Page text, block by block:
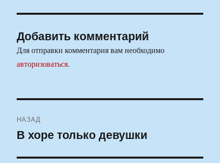
Добавить комментарий
Для отправки комментария вам необходимо
авторизоваться.
по
НАЗАД
Предыдущая
В хоре только девушки